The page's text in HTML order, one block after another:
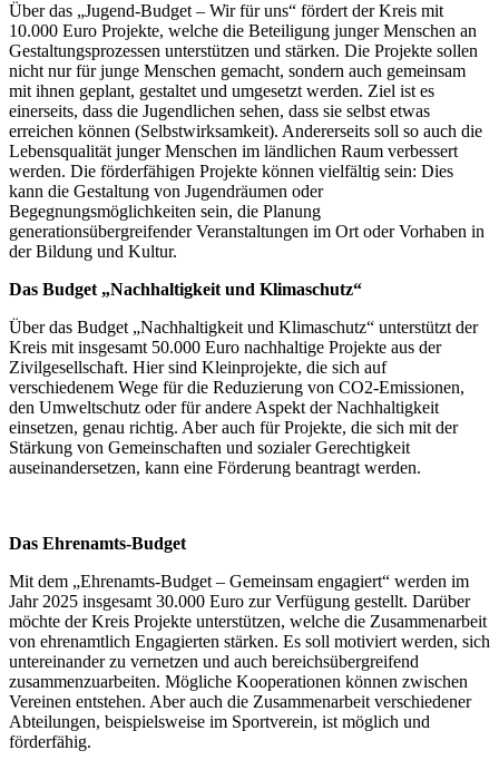
Über das „Jugend-Budget – Wir für uns“ fördert der Kreis mit
10.000 Euro Projekte, welche die Beteiligung junger Menschen an
Gestaltungsprozessen unterstützen und stärken. Die Projekte sollen
nicht nur für junge Menschen gemacht, sondern auch gemeinsam
mit ihnen geplant, gestaltet und umgesetzt werden. Ziel ist es
einerseits, dass die Jugendlichen sehen, dass sie selbst etwas
erreichen können (Selbstwirksamkeit). Andererseits soll so auch die
Lebensqualität junger Menschen im ländlichen Raum verbessert
werden. Die förderfähigen Projekte können vielfältig sein: Dies
kann die Gestaltung von Jugendräumen oder
Begegnungsmöglichkeiten sein, die Planung
generationsübergreifender Veranstaltungen im Ort oder Vorhaben in
der Bildung und Kultur.
Das Budget „Nachhaltigkeit und Klimaschutz“
Über das Budget „Nachhaltigkeit und Klimaschutz“ unterstützt der
Kreis mit insgesamt 50.000 Euro nachhaltige Projekte aus der
Zivilgesellschaft. Hier sind Kleinprojekte, die sich auf
verschiedenem Wege für die Reduzierung von CO2-Emissionen,
den Umweltschutz oder für andere Aspekt der Nachhaltigkeit
einsetzen, genau richtig. Aber auch für Projekte, die sich mit der
Stärkung von Gemeinschaften und sozialer Gerechtigkeit
auseinandersetzen, kann eine Förderung beantragt werden.
Das Ehrenamts-Budget
Mit dem „Ehrenamts-Budget – Gemeinsam engagiert“ werden im
Jahr 2025 insgesamt 30.000 Euro zur Verfügung gestellt. Darüber
möchte der Kreis Projekte unterstützen, welche die Zusammenarbeit
von ehrenamtlich Engagierten stärken. Es soll motiviert werden, sich
untereinander zu vernetzen und auch bereichsübergreifend
zusammenzuarbeiten. Mögliche Kooperationen können zwischen
Vereinen entstehen. Aber auch die Zusammenarbeit verschiedener
Abteilungen, beispielsweise im Sportverein, ist möglich und
förderfähig.